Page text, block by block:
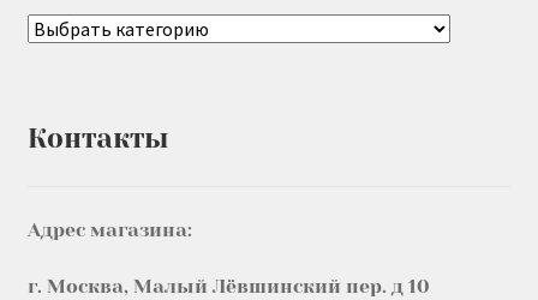
Контакты
Адрес магазина:
г. Москва, Малый Лёвшинский пер. д 10